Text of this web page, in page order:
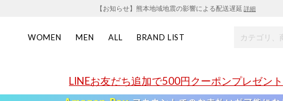
【お知らせ】熊本地域地震の影響による配送遅延 詳細
WOMEN MEN ALL BRAND LIST
LINEお友だち追加で500円クーポンプレゼント